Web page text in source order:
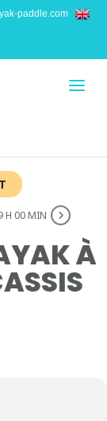
paddle.com
H 00 MIN
À